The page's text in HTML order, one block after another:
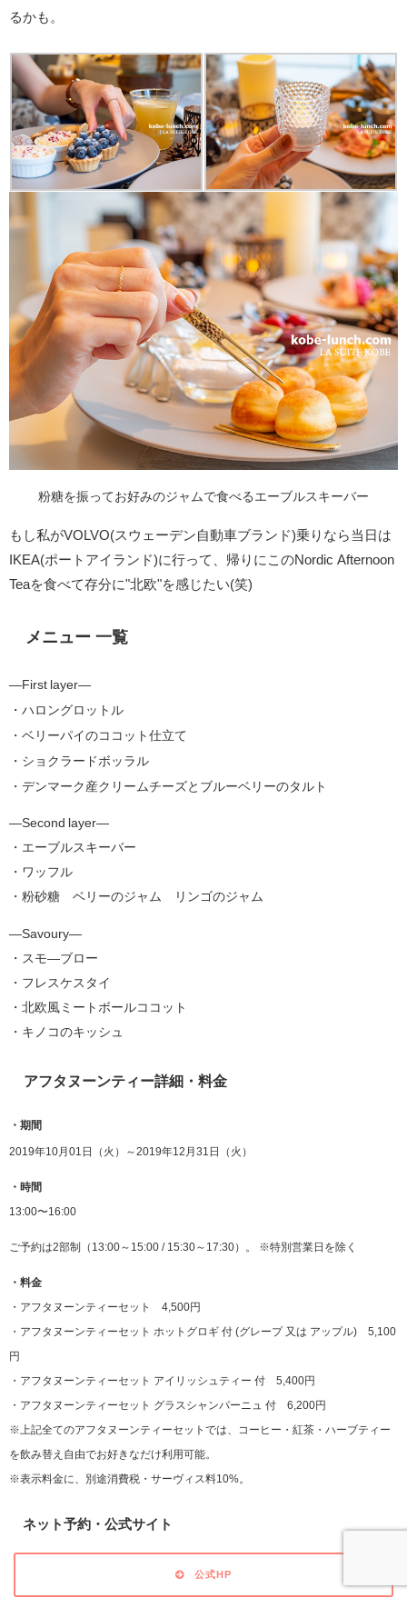
るかも。
粉糖を振ってお好みのジャムで食べるエーブルスキーバー
もし私がVOLVO(スウェーデン自動車ブランド)乗りなら当日は
IKEA(ポートアイランド)に行って、帰りにこのNordic Afternoon
Teaを食べて存分に"北欧"を感じたい(笑)
メニュー 一覧
―First layer―
・ハロングロットル
・ベリーパイのココット仕立て
・ショクラードボッラル
・デンマーク産クリームチーズとブルーベリーのタルト
―Second layer―
・エーブルスキーバー
・ワッフル
・粉砂糖 ベリーのジャム リンゴのジャム
―Savoury―
・スモ―ブロー
・フレスケスタイ
・北欧風ミートボールココット
・キノコのキッシュ
アフタヌーンティー詳細・料金
・期間
2019年10月01日（火）～2019年12月31日（火）
・時間
13:00〜16:00
ご予約は2部制（13:00～15:00 / 15:30～17:30）。 ※特別営業日を除く
・料金
・アフタヌーンティーセット 4,500円
・アフタヌーンティーセット ホットグロギ 付 (グレープ 又は アップル) 5,100
円
・アフタヌーンティーセット アイリッシュティー 付 5,400円
・アフタヌーンティーセット グラスシャンパーニュ 付 6,200円
※上記全てのアフタヌーンティーセットでは、コーヒー・紅茶・ハーブティー
を飲み替え自由でお好きなだけ利用可能。
※表示料金に、別途消費税・サーヴィス料10%。
ネット予約・公式サイト
公式HP